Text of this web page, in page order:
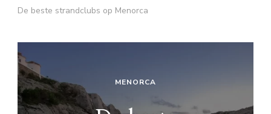
De beste strandclubs op Menorca
MENORCA